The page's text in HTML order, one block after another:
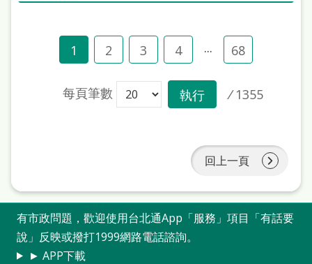
1 2 3 4 ... 68
每頁筆數 執行 / 1355
回上一頁
有市政問題，歡迎使用台北通App「服務」項目「有話要
說」反映或撥打1999網路電話諮詢。
► APP下載